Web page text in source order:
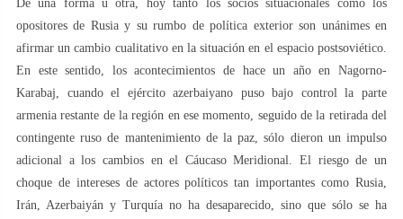
De una forma u otra, hoy tanto los socios situacionales como los
opositores de Rusia y su rumbo de política exterior son unánimes en
afirmar un cambio cualitativo en la situación en el espacio postsoviético.
En este sentido, los acontecimientos de hace un año en Nagorno-
Karabaj, cuando el ejército azerbaiyano puso bajo control la parte
armenia restante de la región en ese momento, seguido de la retirada del
contingente ruso de mantenimiento de la paz, sólo dieron un impulso
adicional a los cambios en el Cáucaso Meridional. El riesgo de un
choque de intereses de actores políticos tan importantes como Rusia,
Irán, Azerbaiyán y Turquía no ha desaparecido, sino que sólo se ha